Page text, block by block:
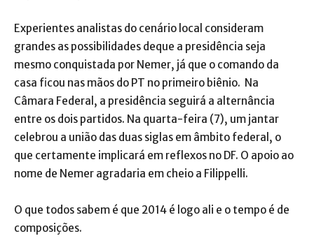
Experientes analistas do cenário local consideram
grandes as possibilidades deque a presidência seja
mesmo conquistada por Nemer, já que o comando da
casa ficou nas mãos do PT no primeiro biênio. Na
Câmara Federal, a presidência seguirá a alternância
entre os dois partidos. Na quarta-feira (7), um jantar
celebrou a união das duas siglas em âmbito federal, o
que certamente implicará em reflexos no DF. O apoio ao
nome de Nemer agradaria em cheio a Filippelli.
O que todos sabem é que 2014 é logo ali e o tempo é de
composições.